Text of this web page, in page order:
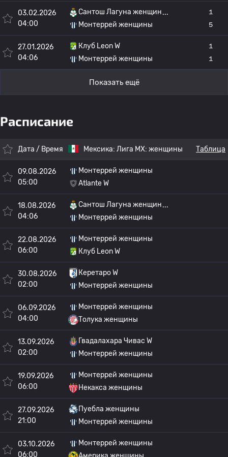
03.02.2026
04:00
Сантош Лагуна женщин
Монтеррей женщины
1
5
27.01.2026
04:06
Клуб Leon W
Монтеррей женщины
1
1
Показать ещё
Расписание
Дата / Время Мексика: Лига МХ: женщины Таблица
09.08.2026
05:00
Монтеррей женщины
Atlante W
18.08.2026
04:06
Сантош Лагуна женщин
Монтеррей женщины
22.08.2026
06:00
Монтеррей женщины
Клуб Leon W
30.08.2026
02:00
Керетаро W
Монтеррей женщины
06.09.2026
04:00
Монтеррей женщины
Толука женщины
13.09.2026
02:00
Гвадалахара Чивас W
Монтеррей женщины
19.09.2026
06:00
Монтеррей женщины
Некакса женщины
27.09.2026
21:00
Пуебла женщины
Монтеррей женщины
03.10.2026
06:00
Монтеррей женщины